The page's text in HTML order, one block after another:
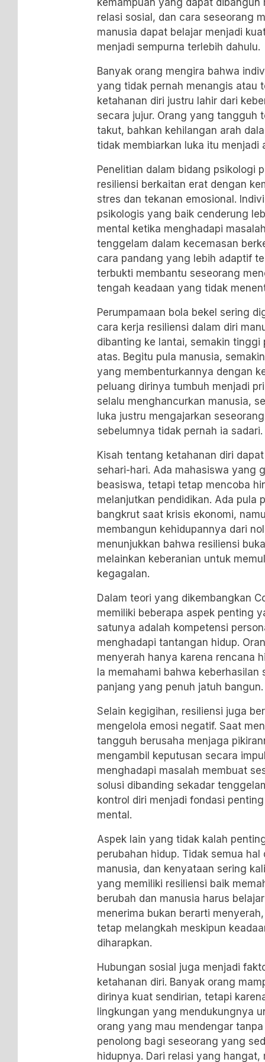
relasi sosial, dan cara seseorang
manusia dapat belajar menjadi
menjadi sempurna terlebih dahulu.
Banyak orang mengira bahwa
yang tidak pernah menangis atau
ketahanan diri justru lahir dari
secara jujur. Orang yang tangguh
takut, bahkan kehilangan arah
tidak membiarkan luka itu menjadi
Penelitian dalam bidang psikologi
resiliensi berkaitan erat dengan
stres dan tekanan emosional.
psikologis yang baik cenderung
mental ketika menghadapi
tenggelam dalam kecemasan
cara pandang yang lebih adaptif
terbukti membantu seseorang
tengah keadaan yang tidak
Perumpamaan bola bekel sering
cara kerja resiliensi dalam diri
dibanting ke lantai, semakin tinggi
atas. Begitu pula manusia,
yang membenturkannya dengan
peluang dirinya tumbuh menjadi
selalu menghancurkan manusia,
luka justru mengajarkan
sebelumnya tidak pernah ia sadari.
Kisah tentang ketahanan diri
sehari-hari. Ada mahasiswa yang
beasiswa, tetapi tetap mencoba
melanjutkan pendidikan. Ada pula
bangkrut saat krisis ekonomi,
membangun kehidupannya dari
menunjukkan bahwa resiliensi
melainkan keberanian untuk
kegagalan.
Dalam teori yang dikembangkan
memiliki beberapa aspek penting
satunya adalah kompetensi
menghadapi tantangan hidup.
menyerah hanya karena rencana
Ia memahami bahwa keberhasilan
panjang yang penuh jatuh bangun.
Selain kegigihan, resiliensi juga
mengelola emosi negatif. Saat
tangguh berusaha menjaga
mengambil keputusan secara
menghadapi masalah membuat
solusi dibanding sekadar
kontrol diri menjadi fondasi
mental.
Aspek lain yang tidak kalah
perubahan hidup. Tidak semua
manusia, dan kenyataan sering
yang memiliki resiliensi baik
berubah dan manusia harus
menerima bukan berarti
tetap melangkah meskipun
diharapkan.
Hubungan sosial juga menjadi
ketahanan diri. Banyak orang
dirinya kuat sendirian, tetapi
lingkungan yang mendukungnya
orang yang mau mendengar
penolong bagi seseorang yang
hidupnya. Dari relasi yang